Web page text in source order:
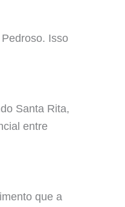
Isso
Santa Rita,
entre
que a